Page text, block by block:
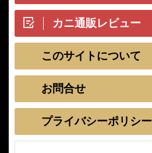
カニ通販レビュー
このサイトについて
お問合せ
プライバシーポリシー